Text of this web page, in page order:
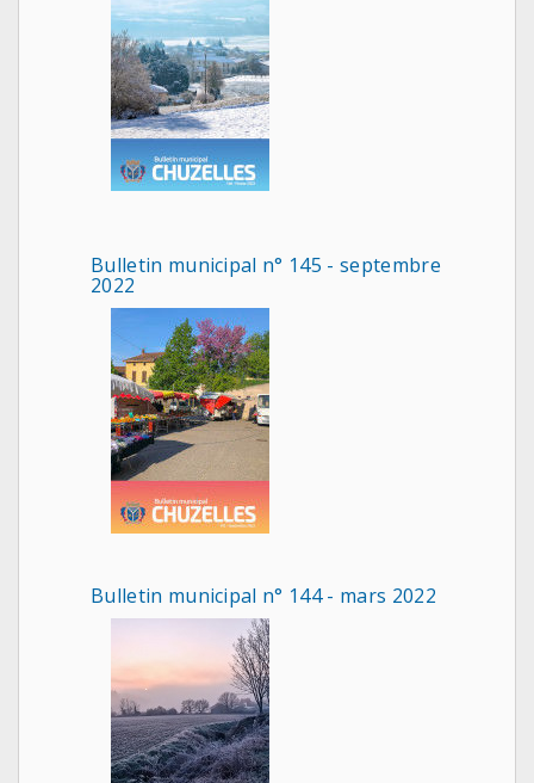
Bulletin municipal n° 145 - septembre
2022
Bulletin municipal n° 144 - mars 2022